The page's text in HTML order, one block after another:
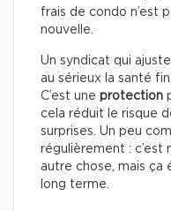
frais de condo n’est
nouvelle.
Un syndicat qui
au sérieux la santé
C’est une protection
cela réduit le risque
surprises. Un peu
régulièrement : c’est
autre chose, mais ça
long terme.